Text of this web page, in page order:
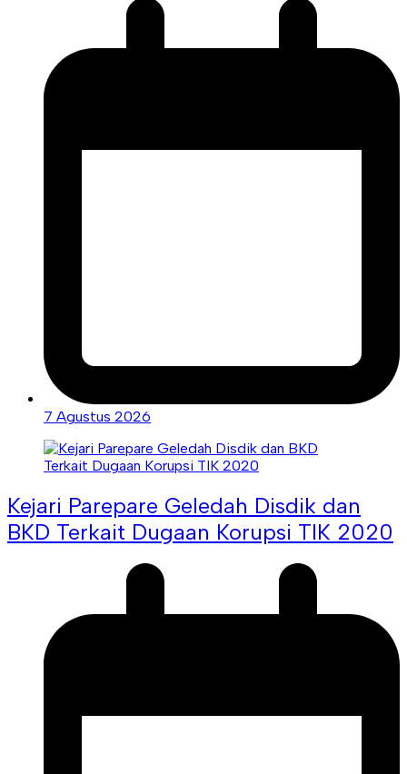
7 Agustus 2026
Kejari Parepare Geledah Disdik dan
BKD Terkait Dugaan Korupsi TIK 2020